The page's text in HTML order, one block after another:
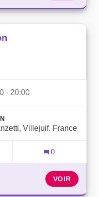
- 20:00
Villejuif, France
0
VOIR